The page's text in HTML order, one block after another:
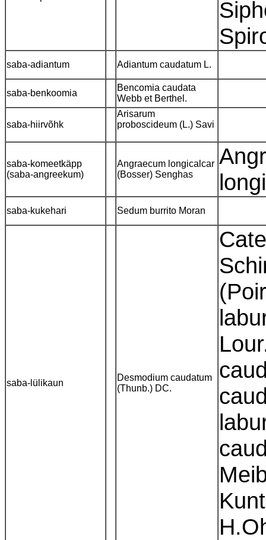
saba-adiantum Adiantum caudatum L.
saba-benkoomia
Bencomia caudata
Webb et Berthel.
saba-hiirvõhk
Arisarum
proboscideum (L.) Savi
saba-komeetkäpp
(saba-angreekum)
Angraecum longicalcar
(Bosser) Senghas
saba-kukehari Sedum burrito Moran
saba-lülikaun
Desmodium caudatum
(Thunb.) DC.